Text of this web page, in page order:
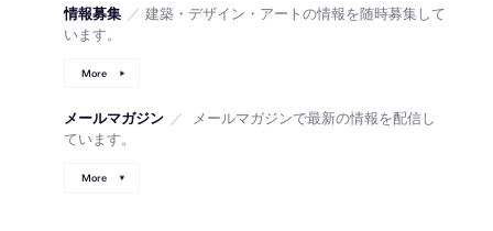
情報募集 ／ 建築・デザイン・アートの情報を随時募集して
います。
More
メールマガジン ／
メールマガジンで最新の情報を配信し
ています。
More